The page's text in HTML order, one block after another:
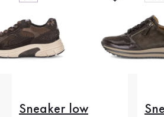
Sneaker low